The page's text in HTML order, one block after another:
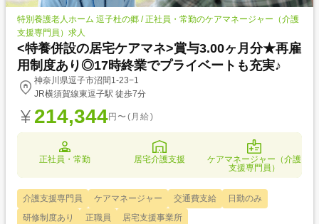
特別養護老人ホーム 逗子杜の郷 / 正社員・常勤のケアマネージャー（介護
支援専門員）求人
<特養併設の居宅ケアマネ>賞与3.00ヶ月分★再雇
用制度あり◎17時終業でプライベートも充実♪
神奈川県逗子市沼間1-23−1
JR横須賀線東逗子駅 徒歩7分
214,344円〜(月給)
正社員・常勤 居宅介護支援
ケアマネージャー（介護
支援専門員）
介護支援専門員 ケアマネージャー 交通費支給
日勤のみ
研修制度あり
正職員 居宅支援事業所